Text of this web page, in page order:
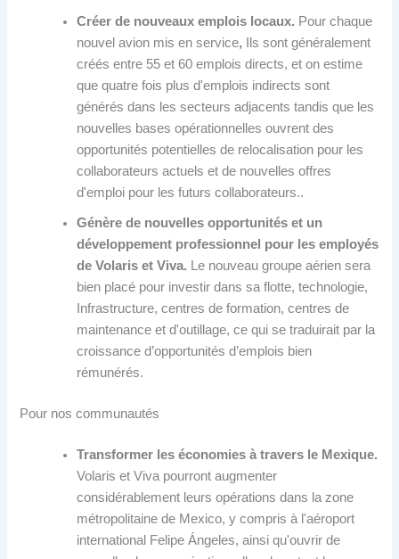
Créer de nouveaux emplois locaux. Pour chaque
nouvel avion mis en service,
Ils sont généralement
créés entre 55 et 60 emplois directs, et on estime
que quatre fois plus d'emplois indirects sont
générés dans les secteurs adjacents tandis que les
nouvelles bases opérationnelles ouvrent des
opportunités potentielles de relocalisation pour les
collaborateurs actuels et de nouvelles offres
d'emploi pour les futurs collaborateurs..
Génère de nouvelles opportunités et un
développement professionnel pour les employés
de Volaris et Viva. Le nouveau groupe aérien sera
bien placé pour investir dans sa flotte, technologie,
Infrastructure, centres de formation, centres de
maintenance et d'outillage, ce qui se traduirait par la
croissance d’opportunités d’emplois bien
rémunérés.
Pour nos communautés
Transformer les économies à travers le Mexique.
Volaris et Viva pourront augmenter
considérablement leurs opérations dans la zone
métropolitaine de Mexico, y compris à l'aéroport
international Felipe Ángeles, ainsi qu'ouvrir de